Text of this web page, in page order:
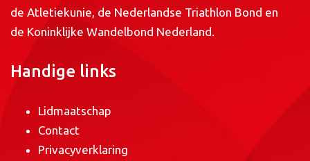
de Atletiekunie, de Nederlandse Triathlon Bond en
de Koninklijke Wandelbond Nederland.
Handige links
Lidmaatschap
Contact
Privacyverklaring